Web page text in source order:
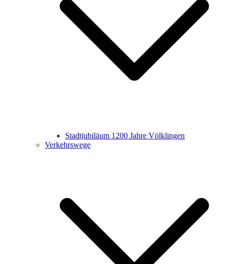
Stadtjubiläum 1200 Jahre Völklingen
Verkehrswege